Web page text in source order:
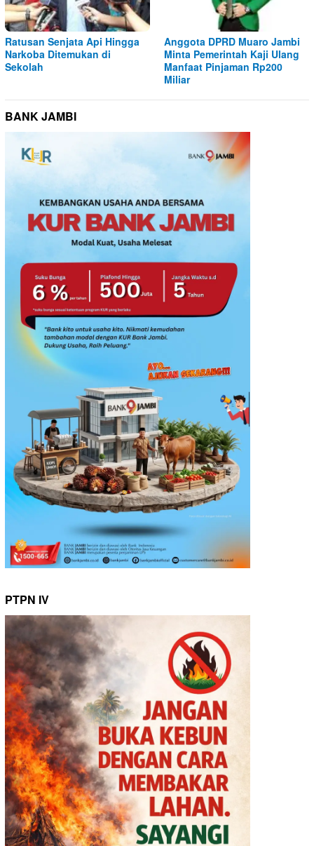
Ratusan Senjata Api Hingga
Narkoba Ditemukan di
Sekolah
Anggota DPRD Muaro Jambi
Minta Pemerintah Kaji Ulang
Manfaat Pinjaman Rp200
Miliar
BANK JAMBI
PTPN IV